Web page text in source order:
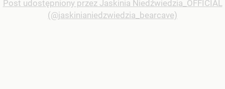
Post udostępniony przez Jaskinia Niedźwiedzia_OFFICIAL
(@jaskinianiedzwiedzia_bearcave)